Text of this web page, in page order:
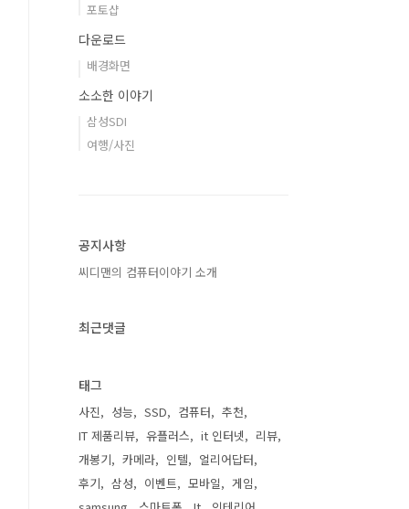
포토샵
다운로드
배경화면
소소한 이야기
삼성SDI
여행/사진
공지사항
씨디맨의 컴퓨터이야기 소개
최근댓글
태그
사진 성능 SSD 컴퓨터
추천
IT 제품리뷰
유플러스 it 인터넷
리뷰
개봉기
카메라 인텔
얼리어답터
후기
삼성 이벤트 모바일
게임